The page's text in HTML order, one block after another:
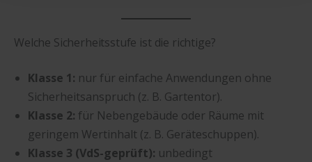
Welche Sicherheitsstufe ist die richtige?
Klasse 1: nur für einfache Anwendungen ohne
Sicherheitsanspruch (z. B. Gartentor).
Klasse 2: für Nebengebäude oder Räume mit
geringem Wertinhalt (z. B. Geräteschuppen).
Klasse 3 (VdS-geprüft): unbedingt